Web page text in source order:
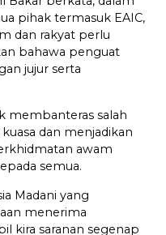
pihak termasuk EAIC,
dan rakyat perlu
bahawa penguat
jujur serta
membanteras salah
dan menjadikan
awam
semua.
Madani yang
menerima
kira saranan segenap